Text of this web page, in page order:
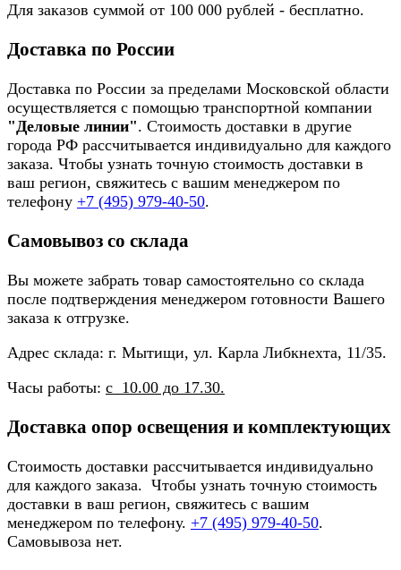
Для заказов суммой от 100 000 рублей - бесплатно.
Доставка по России
Доставка по России за пределами Московской области
осуществляется с помощью транспортной компании
"Деловые линии". Стоимость доставки в другие
города РФ рассчитывается индивидуально для каждого
заказа. Чтобы узнать точную стоимость доставки в
ваш регион, свяжитесь с вашим менеджером по
телефону +7 (495) 979-40-50.
Самовывоз со склада
Вы можете забрать товар самостоятельно со склада
после подтверждения менеджером готовности Вашего
заказа к отгрузке.
Адрес склада: г. Мытищи, ул. Карла Либкнехта, 11/35.
Часы работы: с 10.00 до 17.30.
Доставка опор освещения и комплектующих
Стоимость доставки рассчитывается индивидуально
для каждого заказа. Чтобы узнать точную стоимость
доставки в ваш регион, свяжитесь с вашим
менеджером по телефону. +7 (495) 979-40-50.
Самовывоза нет.